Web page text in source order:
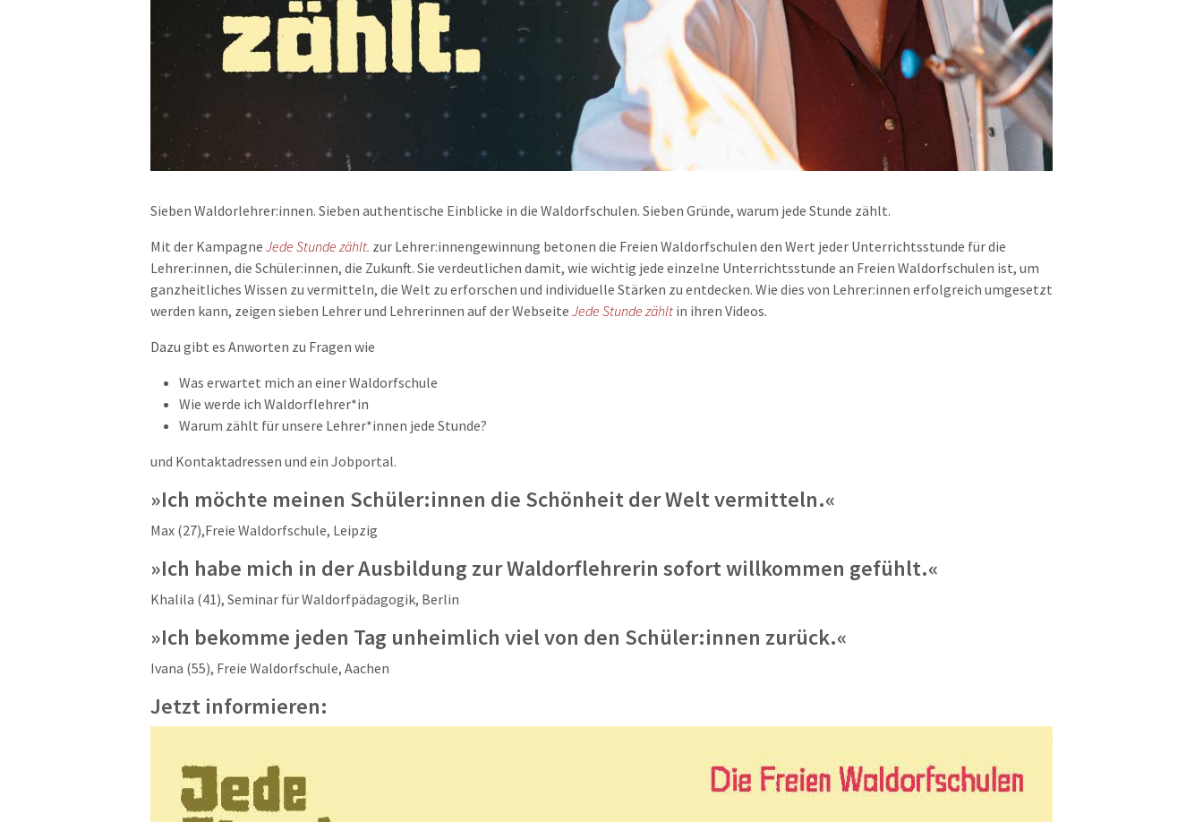
Sieben Waldorlehrer:innen. Sieben authentische Einblicke in die Waldorfschulen. Sieben Gründe, warum jede Stunde zählt.
Mit der Kampagne Jede Stunde zählt. zur Lehrer:innengewinnung betonen die Freien Waldorfschulen den Wert jeder Unterrichtsstunde für die
Lehrer:innen, die Schüler:innen, die Zukunft. Sie verdeutlichen damit, wie wichtig jede einzelne Unterrichtsstunde an Freien Waldorfschulen ist, um
ganzheitliches Wissen zu vermitteln, die Welt zu erforschen und individuelle Stärken zu entdecken. Wie dies von Lehrer:innen erfolgreich umgesetzt
werden kann, zeigen sieben Lehrer und Lehrerinnen auf der Webseite Jede Stunde zählt in ihren Videos.
Dazu gibt es Anworten zu Fragen wie
Was erwartet mich an einer Waldorfschule
Wie werde ich Waldorflehrer*in
Warum zählt für unsere Lehrer*innen jede Stunde?
und Kontaktadressen und ein Jobportal.
»Ich möchte meinen Schüler:innen die Schönheit der Welt vermitteln.«
Max (27),Freie Waldorfschule, Leipzig
»Ich habe mich in der Ausbildung zur Waldorflehrerin sofort willkommen gefühlt.«
Khalila (41), Seminar für Waldorfpädagogik, Berlin
»Ich bekomme jeden Tag unheimlich viel von den Schüler:innen zurück.«
Ivana (55), Freie Waldorfschule, Aachen
Jetzt informieren: